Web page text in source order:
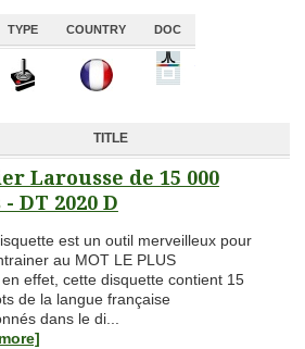
TYPE COUNTRY DOC
TITLE
Larousse de 15 000
DT 2020 D
est un outil merveilleux pour
au MOT LE PLUS
effet, cette disquette contient 15
de la langue française
dans le di...